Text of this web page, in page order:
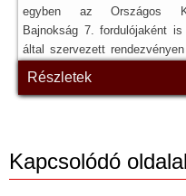
egyben az Országos
Bajnokság 7. fordulójaként
által szervezett
résztvevő gyűlt össze, a
Részletek
Kapcsolódó